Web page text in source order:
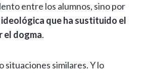
entre los alumnos, sino por
que ha sustituido el
el dogma.
situaciones similares. Y lo